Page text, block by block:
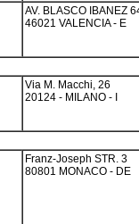
AV. BLASCO IBANEZ
46021 VALENCIA - E
Via M. Macchi, 26
20124 - MILANO - I
Franz-Joseph STR. 3
80801 MONACO - DE